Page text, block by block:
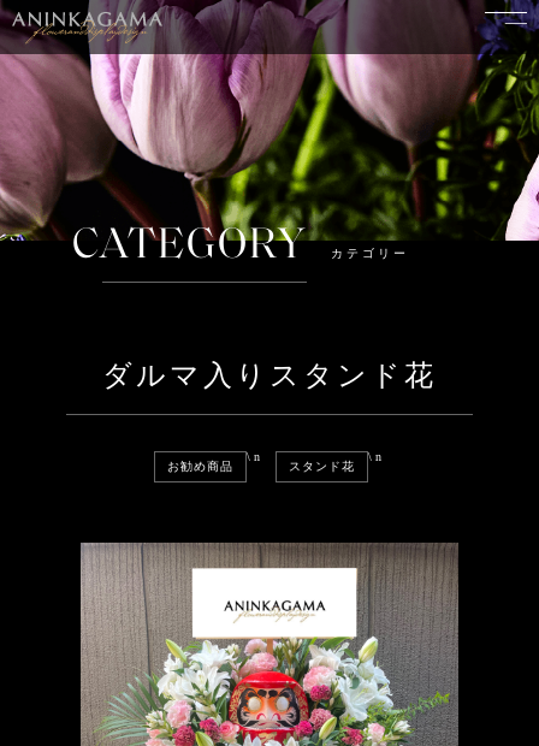
CATEGORY カテゴリー
ダルマ入りスタンド花
お勧め商品
\n
スタンド花
\n